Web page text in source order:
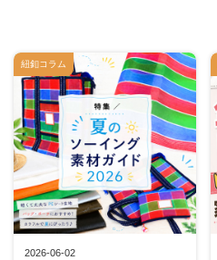
2026-06-02
紐釦コラム